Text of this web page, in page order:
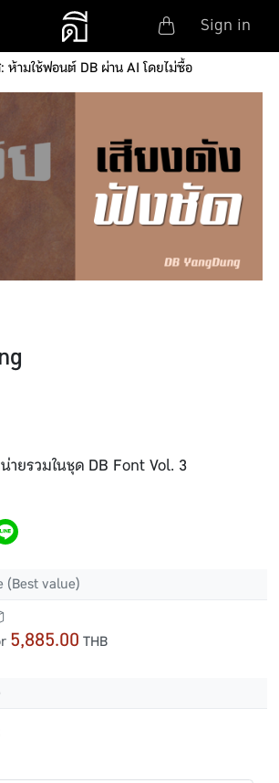
Sign in
ห้ามใช้ฟอนต์ DB ผ่าน AI โดยไม่ซื้อ
ายรวมในชุด DB Font Vol. 3
(Best value)
5,885.00 THB